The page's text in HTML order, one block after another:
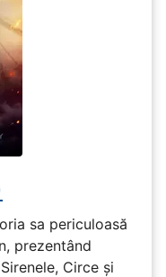
sa periculoasă
prezentând
Circe și